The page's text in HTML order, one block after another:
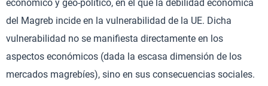
económico y geo-político, en el que la debilidad económica
del Magreb incide en la vulnerabilidad de la UE. Dicha
vulnerabilidad no se manifiesta directamente en los
aspectos económicos (dada la escasa dimensión de los
mercados magrebíes), sino en sus consecuencias sociales.